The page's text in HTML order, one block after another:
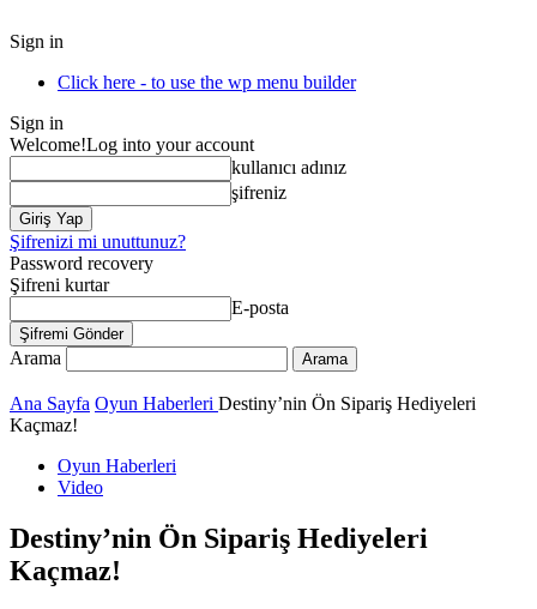
Sign in
Click here - to use the wp menu builder
Sign in
Welcome!Log into your account
kullanıcı adınız
şifreniz
Şifrenizi mi unuttunuz?
Password recovery
Şifreni kurtar
E-posta
Arama
Ana Sayfa Oyun Haberleri Destiny’nin Ön Sipariş Hediyeleri
Kaçmaz!
Oyun Haberleri
Video
Destiny’nin Ön Sipariş Hediyeleri
Kaçmaz!